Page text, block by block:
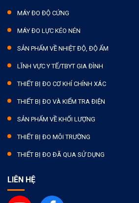
MÁY ĐO ĐỘ CỨNG
MÁY ĐO LỰC KÉO NÉN
SẢN PHẨM VỀ NHIỆT ĐỘ, ĐỘ ẨM
LĨNH VỰC Y TẾ/TBYT GIA ĐÌNH
THIẾT BỊ ĐO CƠ KHÍ CHÍNH XÁC
THIẾT BỊ ĐO VÀ KIỂM TRA ĐIỆN
SẢN PHẨM VỀ KHỐI LƯỢNG
THIẾT BỊ ĐO MÔI TRƯỜNG
THIẾT BỊ ĐO ĐÃ QUA SỬ DỤNG
LIÊN HỆ